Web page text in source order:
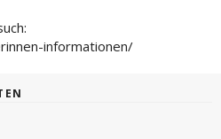
informationen/